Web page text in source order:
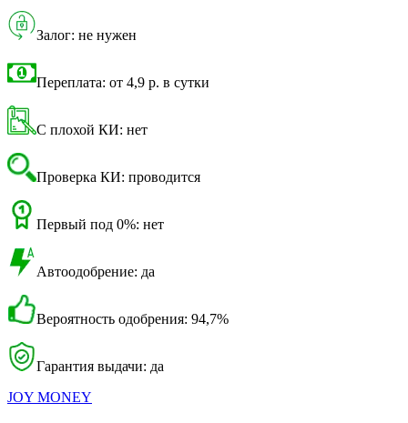
Залог: не нужен
Переплата: от 4,9 р. в сутки
С плохой КИ: нет
Проверка КИ: проводится
Первый под 0%: нет
Автоодобрение: да
Вероятность одобрения: 94,7%
Гарантия выдачи: да
JOY MONEY